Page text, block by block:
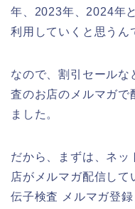
年、2023年、2024年
利用していくと思うん
なので、割引セールな
査のお店のメルマガで
ました。
だから、まずは、ネッ
店がメルマガ配信して
伝子検査 メルマガ登